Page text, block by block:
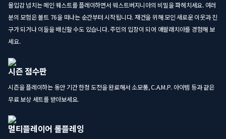
몰입감 넘치는 메인 퀘스트를 플레이하면서 웨스트버지니아의 비밀을 파헤치세요. 여러
분의 모험은 볼트 76을 떠나는 순간부터 시작됩니다. 재건을 위해 모인 새로운 이웃과 친
구가 되거나 이들을 배신할 수도 있습니다. 주민의 입장이 되어 애팔래치아를 경험해 보
세요.
시즌 점수판
시즌을 플레이하는 동안 기간 한정 도전을 완료해서 소모품, C.A.M.P. 아이템 등과 같은
무료 보상 세트를 받아보세요.
멀티플레이어 롤플레잉